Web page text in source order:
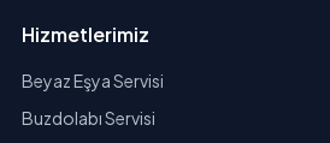
Hizmetlerimiz
Beyaz Eşya Servisi
Buzdolabı Servisi